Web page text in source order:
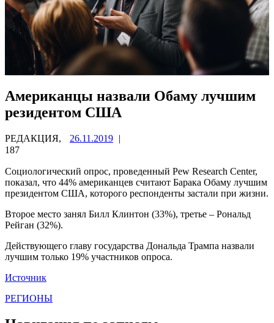
Американцы назвали Обаму лучшим
резидентом США
РЕДАКЦИЯ, 26.11.2019 |
187
Социологический опрос, проведенный Pew Research Center,
показал, что 44% американцев считают Барака Обаму лучшим
президентом США, которого респонденты застали при жизни.
Второе место занял Билл Клинтон (33%), третье – Рональд
Рейган (32%).
Действующего главу государства Дональда Трампа назвали
лучшим только 19% участников опроса.
Источник
РЕГИОНЫ